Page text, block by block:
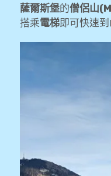
薩爾斯堡的僧侶山
搭乘電梯即可快速